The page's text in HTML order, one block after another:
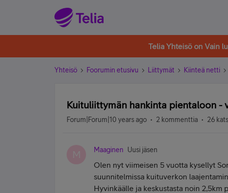
Telia Yhteisö on Vain
Yhteisö Foorumin etusivu Liittymät Kiinteä netti
Kuituliittymän hankinta pientaloon -
Forum|Forum|10 years ago 2 kommenttia 26
M Maaginen Uusi jäsen
Olen nyt viimeisen 5 vuotta kysellyt
suunnitelmissa kuituverkon
Hyvinkäälle ja keskustasta noin 2,5km